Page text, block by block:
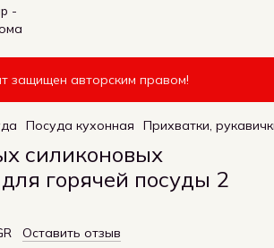
защищен авторским правом!
Посуда кухонная Прихватки,
силиконовых
горячей посуды 2
Оставить отзыв